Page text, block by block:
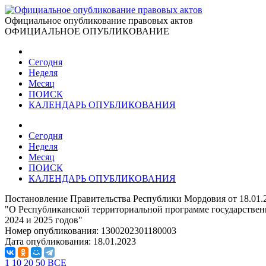
Официальное опубликование правовых актов
ОФИЦИАЛЬНОЕ ОПУБЛИКОВАНИЕ
Сегодня
Неделя
Месяц
ПОИСК
КАЛЕНДАРЬ ОПУБЛИКОВАНИЯ
Сегодня
Неделя
Месяц
ПОИСК
КАЛЕНДАРЬ ОПУБЛИКОВАНИЯ
Постановление Правительства Республики Мордовия от
"О Республиканской территориальной программе
2024 и 2025 годов"
Номер опубликования: 1300202301180003
Дата опубликования: 18.01.2023
1 10 20 50 ВСЕ